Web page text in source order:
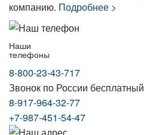
компанию. Подробнее >
Наши
телефоны
8-800-23-43-717
Звонок по России бесплатный
8-917-964-32-77
+7-987-451-54-47